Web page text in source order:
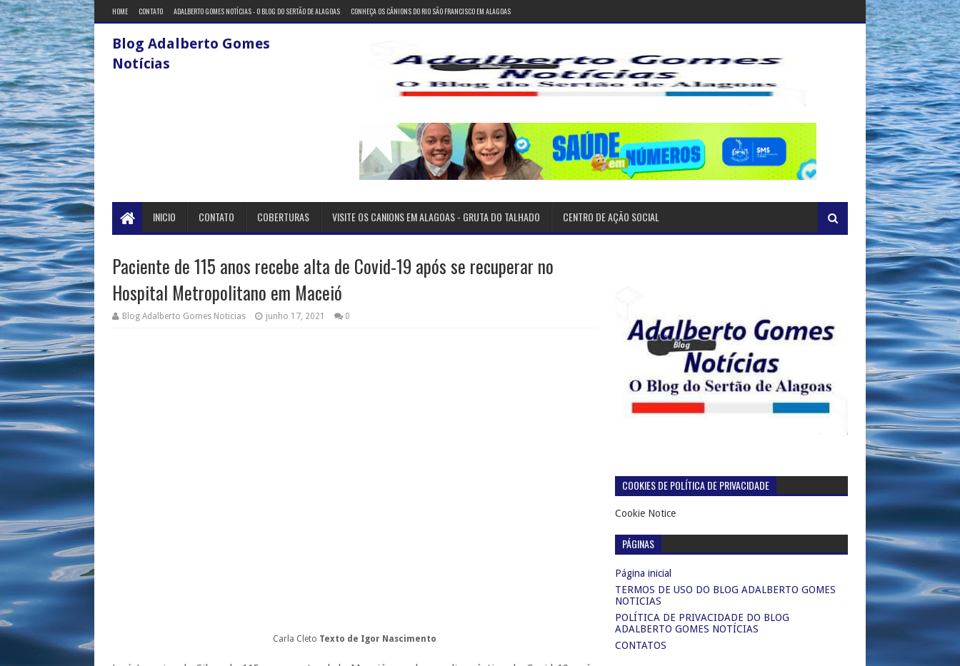
HOME CONTATO ADALBERTO GOMES NOTÍCIAS - O BLOG DO SERTÃO DE ALAGOAS CONHEÇA OS CÂNIONS DO RIO SÃO FRANCISCO EM ALAGOAS
Blog Adalberto Gomes
Notícias
INICIO CONTATO COBERTURAS VISITE OS CANIONS EM ALAGOAS - GRUTA DO TALHADO CENTRO DE AÇÃO SOCIAL
Paciente de 115 anos recebe alta de Covid-19 após se recuperar no
Hospital Metropolitano em Maceió
Blog Adalberto Gomes Noticias junho 17, 2021 0
Carla Cleto Texto de Igor Nascimento
COOKIES DE POLÍTICA DE PRIVACIDADE
Cookie Notice
PÁGINAS
Página inicial
TERMOS DE USO DO BLOG ADALBERTO GOMES
NOTICIAS
POLÍTICA DE PRIVACIDADE DO BLOG
ADALBERTO GOMES NOTÍCIAS
CONTATOS